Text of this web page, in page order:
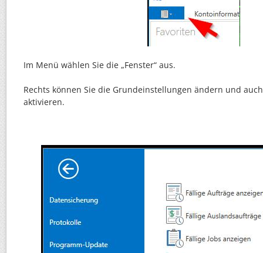
Im Menü wählen Sie die „Fenster“ aus.
Rechts können Sie die Grundeinstellungen ändern und
aktivieren.